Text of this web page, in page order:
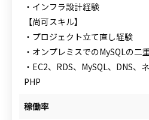
・インフラ設計経験
【尚可スキル】
・プロジェクト立て直し経験
・オンプレミスでのMySQLの二
・EC2、RDS、MySQL、DNS、
PHP
稼働率